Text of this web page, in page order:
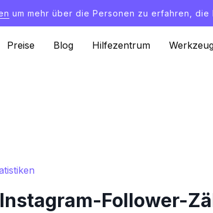
um mehr über die Personen zu erfahren, die
Preise Blog Hilfezentrum
Follower-